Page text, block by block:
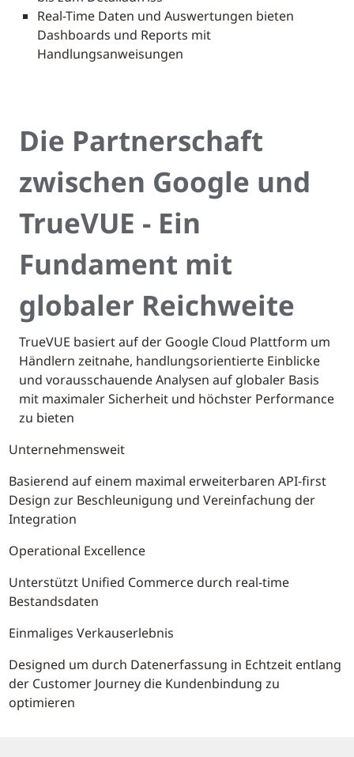
Real-Time Daten und Auswertungen bieten
Dashboards und Reports mit
Handlungsanweisungen
Die Partnerschaft
zwischen Google und
TrueVUE - Ein
Fundament mit
globaler Reichweite
TrueVUE basiert auf der Google Cloud Plattform um
Händlern zeitnahe, handlungsorientierte Einblicke
und vorausschauende Analysen auf globaler Basis
mit maximaler Sicherheit und höchster Performance
zu bieten
Unternehmensweit
Basierend auf einem maximal erweiterbaren API-first
Design zur Beschleunigung und Vereinfachung der
Integration
Operational Excellence
Unterstützt Unified Commerce durch real-time
Bestandsdaten
Einmaliges Verkauserlebnis
Designed um durch Datenerfassung in Echtzeit entlang
der Customer Journey die Kundenbindung zu
optimieren